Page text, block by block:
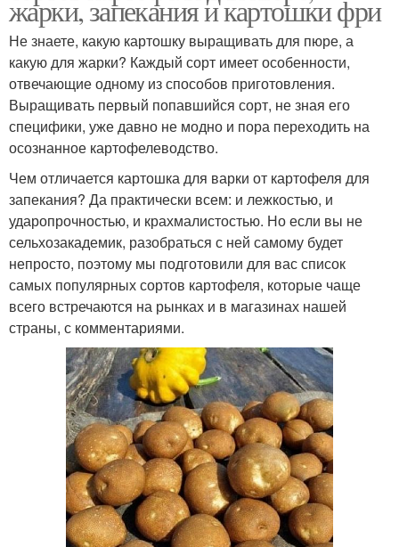
жарки, запекания и картошки фри
Не знаете, какую картошку выращивать для пюре, а
какую для жарки? Каждый сорт имеет особенности,
отвечающие одному из способов приготовления.
Выращивать первый попавшийся сорт, не зная его
специфики, уже давно не модно и пора переходить на
осознанное картофелеводство.
Чем отличается картошка для варки от картофеля для
запекания? Да практически всем: и лежкостью, и
ударопрочностью, и крахмалистостью. Но если вы не
сельхозакадемик, разобраться с ней самому будет
непросто, поэтому мы подготовили для вас список
самых популярных сортов картофеля, которые чаще
всего встречаются на рынках и в магазинах нашей
страны, с комментариями.